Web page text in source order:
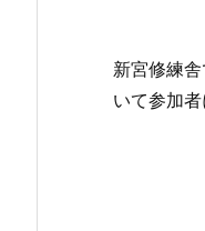
新宮修練
いて参加